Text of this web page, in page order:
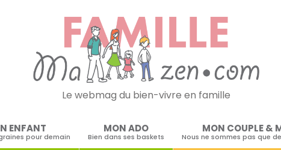
Le webmag du bien-vivre en famille
ENFANT
pour demain
MON ADO
Bien dans ses baskets
MON COUPLE &
Nous ne sommes pas que